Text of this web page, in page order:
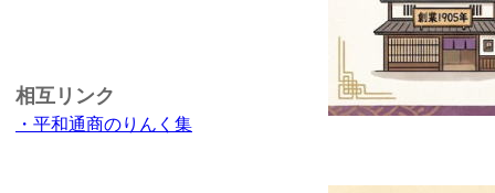
相互リンク
・平和通商のりんく集